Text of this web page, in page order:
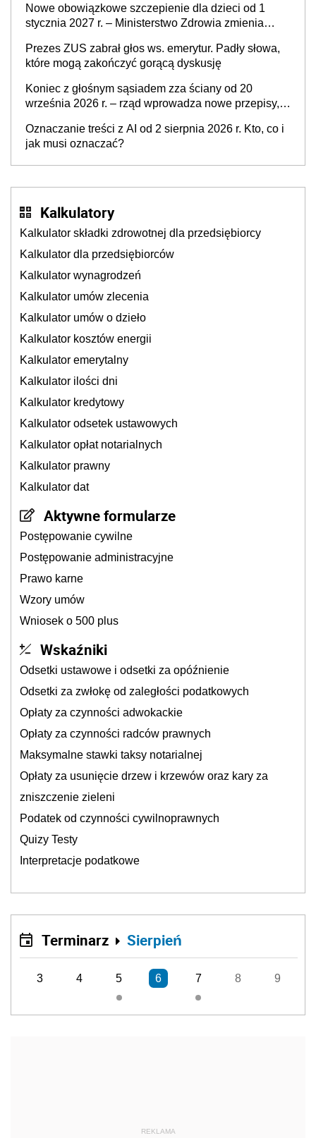
Nowe obowiązkowe szczepienie dla dzieci od 1
stycznia 2027 r. – Ministerstwo Zdrowia zmienia
Prezes ZUS zabrał głos ws. emerytur. Padły słowa,
które mogą zakończyć gorącą dyskusję
Koniec z głośnym sąsiadem zza ściany od 20
września 2026 r. – rząd wprowadza nowe przepisy,
Oznaczanie treści z AI od 2 sierpnia 2026 r. Kto, co i
jak musi oznaczać?
Kalkulatory
Kalkulator składki zdrowotnej dla przedsiębiorcy
Kalkulator dla przedsiębiorców
Kalkulator wynagrodzeń
Kalkulator umów zlecenia
Kalkulator umów o dzieło
Kalkulator kosztów energii
Kalkulator emerytalny
Kalkulator ilości dni
Kalkulator kredytowy
Kalkulator odsetek ustawowych
Kalkulator opłat notarialnych
Kalkulator prawny
Kalkulator dat
Aktywne formularze
Postępowanie cywilne
Postępowanie administracyjne
Prawo karne
Wzory umów
Wniosek o 500 plus
Wskaźniki
Odsetki ustawowe i odsetki za opóźnienie
Odsetki za zwłokę od zaległości podatkowych
Opłaty za czynności adwokackie
Opłaty za czynności radców prawnych
Maksymalne stawki taksy notarialnej
Opłaty za usunięcie drzew i krzewów oraz kary za
zniszczenie zieleni
Podatek od czynności cywilnoprawnych
Quizy Testy
Interpretacje podatkowe
Terminarz Sierpień
3 4 5 6 7 8 9
REKLAMA